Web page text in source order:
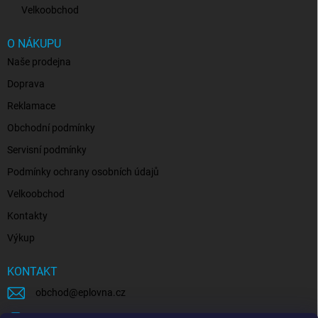
Velkoobchod
O NÁKUPU
Naše prodejna
Doprava
Reklamace
Obchodní podmínky
Servisní podmínky
Podmínky ochrany osobních údajů
Velkoobchod
Kontakty
Výkup
KONTAKT
obchod @eplovna.cz